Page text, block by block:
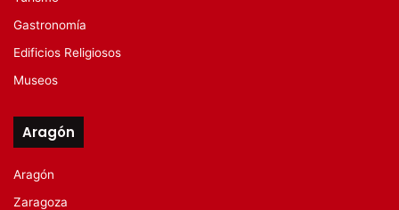
Gastronomía
Edificios Religiosos
Museos
Aragón
Aragón
Zaragoza